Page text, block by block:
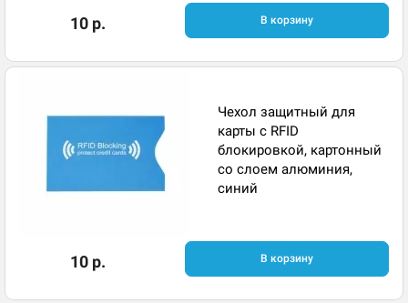
10 р. В корзину
Чехол защитный для
карты с RFID
блокировкой, картонный
со слоем алюминия,
синий
10 р. В корзину